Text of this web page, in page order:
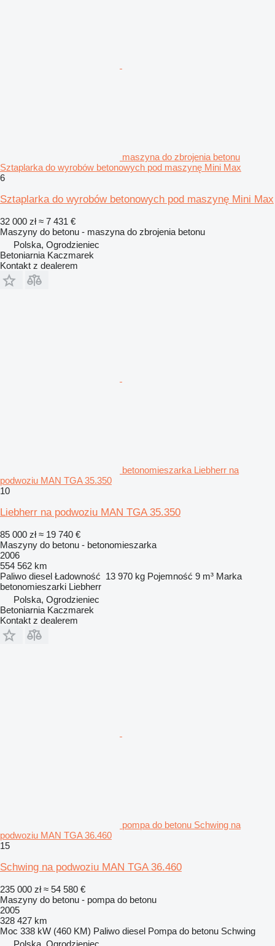
maszyna do zbrojenia betonu
Sztaplarka do wyrobów betonowych pod maszynę Mini Max
6
Sztaplarka do wyrobów betonowych pod maszynę Mini Max
32 000 zł ≈ 7 431 €
Maszyny do betonu - maszyna do zbrojenia betonu
Polska, Ogrodzieniec
Betoniarnia Kaczmarek
Kontakt z dealerem
betonomieszarka Liebherr na
podwoziu MAN TGA 35.350
10
Liebherr na podwoziu MAN TGA 35.350
85 000 zł ≈ 19 740 €
Maszyny do betonu - betonomieszarka
2006
554 562 km
Paliwo diesel Ładowność 13 970 kg Pojemność 9 m³ Marka
betonomieszarki Liebherr
Polska, Ogrodzieniec
Betoniarnia Kaczmarek
Kontakt z dealerem
pompa do betonu Schwing na
podwoziu MAN TGA 36.460
15
Schwing na podwoziu MAN TGA 36.460
235 000 zł ≈ 54 580 €
Maszyny do betonu - pompa do betonu
2005
328 427 km
Moc 338 kW (460 KM) Paliwo diesel Pompa do betonu Schwing
Polska, Ogrodzieniec